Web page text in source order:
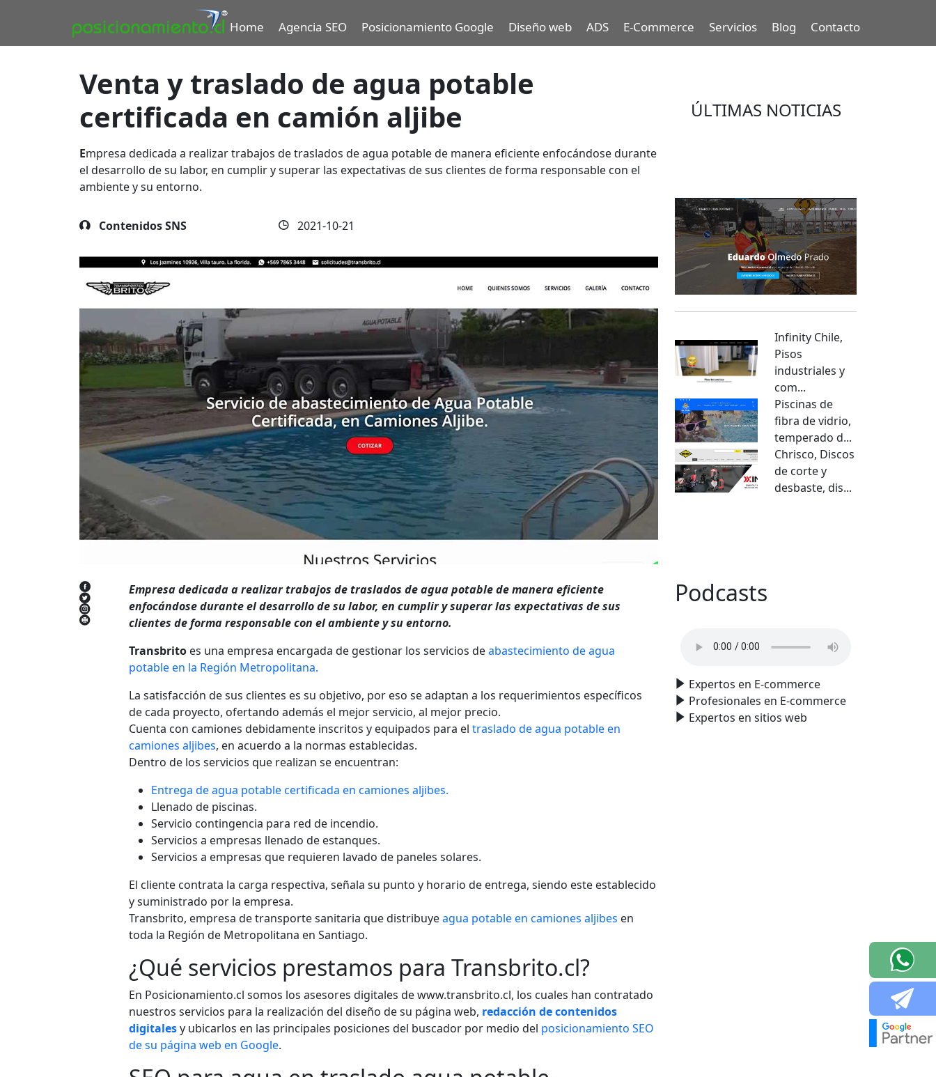
Home Agencia SEO Posicionamiento Google Diseño web ADS E-Commerce Servicios Blog Contacto
Venta y traslado de agua potable
certificada en camión aljibe
Empresa dedicada a realizar trabajos de traslados de agua potable de manera eficiente enfocándose durante
el desarrollo de su labor, en cumplir y superar las expectativas de sus clientes de forma responsable con el
ambiente y su entorno.
Contenidos SNS 2021-10-21
Empresa dedicada a realizar trabajos de traslados de agua potable de manera eficiente
enfocándose durante el desarrollo de su labor, en cumplir y superar las expectativas de sus
clientes de forma responsable con el ambiente y su entorno.
Transbrito es una empresa encargada de gestionar los servicios deabastecimiento de agua
potable en la Región Metropolitana.
La satisfacción de sus clientes es su objetivo, por eso se adaptan a los requerimientos específicos
de cada proyecto, ofertando además el mejor servicio, al mejor precio.
Cuenta con camiones debidamente inscritos y equipados para eltraslado de agua potable en
camiones aljibes, en acuerdo a la normas establecidas.
Dentro de los servicios que realizan se encuentran:
Entrega de agua potable certificada en camiones aljibes.
Llenado de piscinas.
Servicio contingencia para red de incendio.
Servicios a empresas llenado de estanques.
Servicios a empresas que requieren lavado de paneles solares.
El cliente contrata la carga respectiva, señala su punto y horario de entrega, siendo este establecido
y suministrado por la empresa.
Transbrito, empresa de transporte sanitaria que distribuyeagua potable en camiones aljibes en
toda la Región de Metropolitana en Santiago.
¿Qué servicios prestamos para Transbrito.cl?
En Posicionamiento.cl somos los asesores digitales de www.transbrito.cl, los cuales han contratado
nuestros servicios para la realización del diseño de su página web, redacción de contenidos
digitalesy ubicarlos en las principales posiciones del buscador por medio del posicionamiento SEO
de su página web en Google.
ÚLTIMAS NOTICIAS
Infinity Chile,
Pisos
industriales y
com...
Piscinas de
fibra de vidrio,
temperado d...
Chrisco, Discos
de corte y
desbaste, dis...
Podcasts
Expertos en E-commerce
Profesionales en E-commerce
Expertos en sitios web